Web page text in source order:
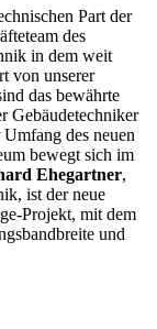
Part der
des
in dem weit
von unserer
das bewährte
Gebäudetechniker
des neuen
bewegt sich im
Ehegartner,
ist der neue
Projekt, mit dem
und